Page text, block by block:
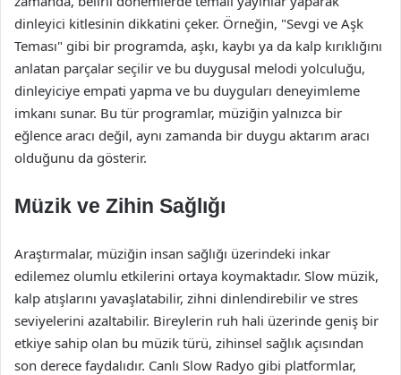
dinleyici kitlesinin dikkatini çeker. Örneğin, "Sevgi ve Aşk
Teması" gibi bir programda, aşkı, kaybı ya da kalp kırıklığını
anlatan parçalar seçilir ve bu duygusal melodi yolculuğu,
dinleyiciye empati yapma ve bu duyguları deneyimleme
imkanı sunar. Bu tür programlar, müziğin yalnızca bir
eğlence aracı değil, aynı zamanda bir duygu aktarım aracı
olduğunu da gösterir.
Müzik ve Zihin Sağlığı
Araştırmalar, müziğin insan sağlığı üzerindeki inkar
edilemez olumlu etkilerini ortaya koymaktadır. Slow müzik,
kalp atışlarını yavaşlatabilir, zihni dinlendirebilir ve stres
seviyelerini azaltabilir. Bireylerin ruh hali üzerinde geniş bir
etkiye sahip olan bu müzik türü, zihinsel sağlık açısından
son derece faydalıdır. Canlı Slow Radyo gibi platformlar,